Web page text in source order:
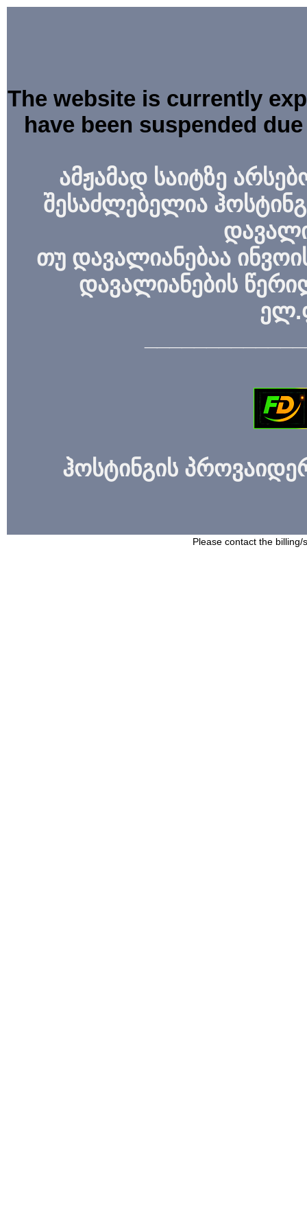
The website is currently
have been suspended
ამჟამად საიტზე
შესაძლებელია
თუ დავალიანებაა
დავალიანების
ჰოსტინგის
Please contact the